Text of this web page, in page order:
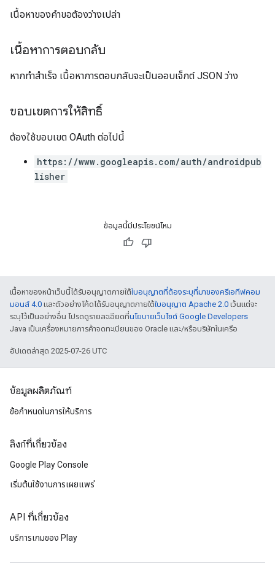
เนื้อหาของคำขอต้องว่างเปล่า
เนื้อหาการตอบกลับ
หากทำสำเร็จ เนื้อหาการตอบกลับจะเป็นออบเจ็กต์ JSON ว่าง
ขอบเขตการให้สิทธิ์
ต้องใช้ขอบเขต OAuth ต่อไปนี้
https://www.googleapis.com/auth/androidpub
lisher
ข้อมูลนี้มีประโยชน์ไหม
เนื้อหาของหน้าเว็บนี้ได้รับอนุญาตภายใต้ใบอนุญาตที่ต้องระบุที่มาของครีเอทีฟคอม
มอนส์ 4.0 และตัวอย่างโค้ดได้รับอนุญาตภายใต้ใบอนุญาต Apache 2.0 เว้นแต่จะ
ระบุไว้เป็นอย่างอื่น โปรดดูรายละเอียดที่นโยบายเว็บไซต์ Google Developers
Java เป็นเครื่องหมายการค้าจดทะเบียนของ Oracle และ/หรือบริษัทในเครือ
อัปเดตล่าสุด 2025-07-26 UTC
ข้อมูลผลิตภัณฑ์
ข้อกำหนดในการให้บริการ
ลิงก์ที่เกี่ยวข้อง
Google Play Console
เริ่มต้นใช้งานการเผยแพร่
API ที่เกี่ยวข้อง
บริการเกมของ Play